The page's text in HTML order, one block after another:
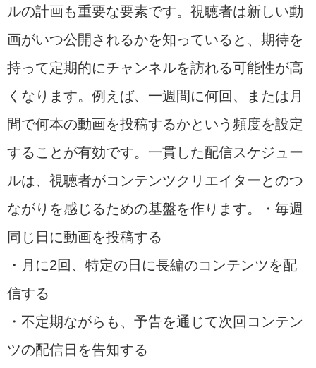
ルの計画も重要な要素です。視聴者は新しい動
画がいつ公開されるかを知っていると、期待を
持って定期的にチャンネルを訪れる可能性が高
くなります。例えば、一週間に何回、または月
間で何本の動画を投稿するかという頻度を設定
することが有効です。一貫した配信スケジュー
ルは、視聴者がコンテンツクリエイターとのつ
ながりを感じるための基盤を作ります。・毎週
同じ日に動画を投稿する
・月に2回、特定の日に長編のコンテンツを配
信する
・不定期ながらも、予告を通じて次回コンテン
ツの配信日を告知する